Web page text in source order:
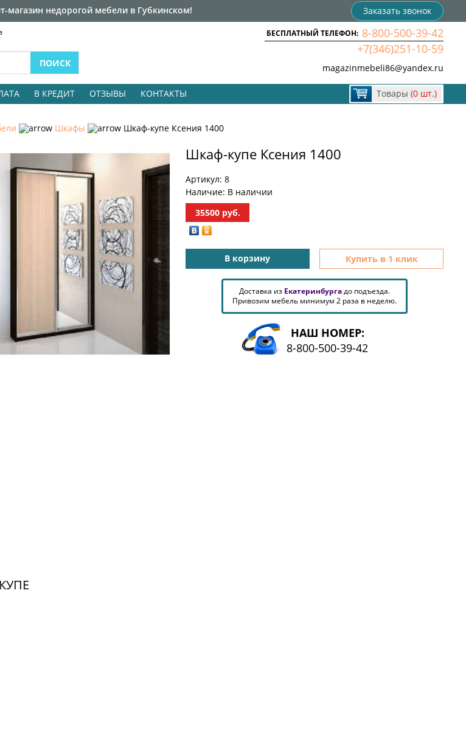
магазин недорогой мебели в Губкинском! Заказать звонок
БЕСПЛАТНЫЙ ТЕЛЕФОН: 8-800-500-39-42
+7(346)251-10-59
magazinmebeli86@yandex.ru
В КРЕДИТ ОТЗЫВЫ КОНТАКТЫ Товары (0 шт.)
Шкафы Шкаф-купе Ксения 1400
Шкаф-купе Ксения 1400
Артикул: 8
Наличие: В наличии
35500руб.
В корзину Купить в 1 клик
Доставка из Екатеринбургадо подъезда.
Привозим мебель минимум 2 раза в неделю.
НАШ НОМЕР:
8-800-500-39-42